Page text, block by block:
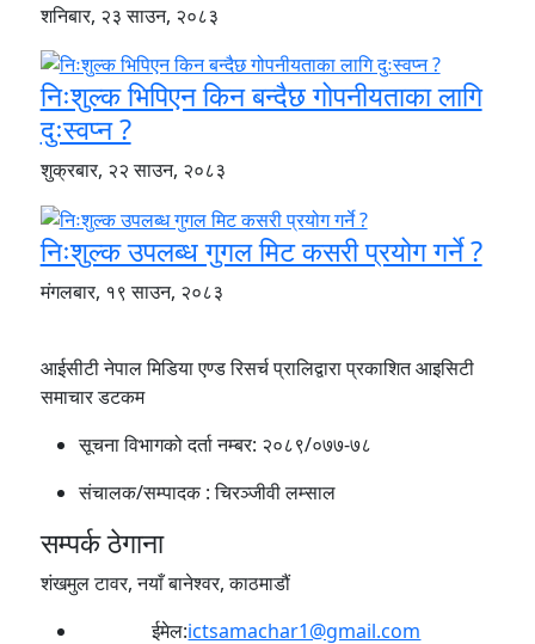
शनिबार, २३ साउन, २०८३
निःशुल्क भिपिएन किन बन्दैछ गोपनीयताका लागि
दुःस्वप्न ?
शुक्रबार, २२ साउन, २०८३
निःशुल्क उपलब्ध गुगल मिट कसरी प्रयोग गर्ने ?
मंगलबार, १९ साउन, २०८३
आईसीटी नेपाल मिडिया एण्ड रिसर्च प्रालिद्वारा प्रकाशित आइसिटी
समाचार डटकम
सूचना विभागको दर्ता नम्बर: २०८९/०७७-७८
संचालक/सम्पादक :चिरञ्जीवी लम्साल
सम्पर्क ठेगाना
शंखमुल टावर, नयाँ बानेश्वर, काठमाडौं
ईमेल:ictsamachar1@gmail.com